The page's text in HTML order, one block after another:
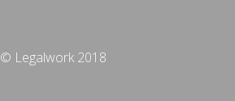
© Legalwork 2018